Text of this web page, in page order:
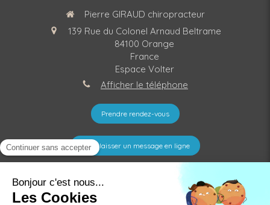
Pierre GIRAUD chiropracteur
139 Rue du Colonel Arnaud Beltrame
84100 Orange
France
Espace Volter
Afficher le téléphone
Prendre rendez-vous
Nous laisser un message en ligne
©2021 Pierre GIRAUD - Chiropracteur Orange